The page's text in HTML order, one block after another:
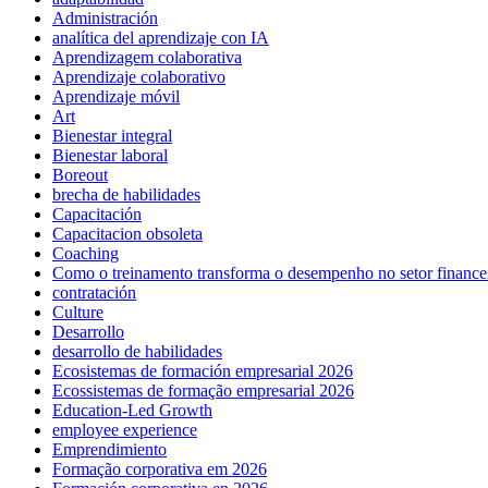
Administración
analítica del aprendizaje con IA
Aprendizagem colaborativa
Aprendizaje colaborativo
Aprendizaje móvil
Art
Bienestar integral
Bienestar laboral
Boreout
brecha de habilidades
Capacitación
Capacitacion obsoleta
Coaching
Como o treinamento transforma o desempenho no setor
contratación
Culture
Desarrollo
desarrollo de habilidades
Ecosistemas de formación empresarial 2026
Ecossistemas de formação empresarial 2026
Education-Led Growth
employee experience
Emprendimiento
Formação corporativa em 2026